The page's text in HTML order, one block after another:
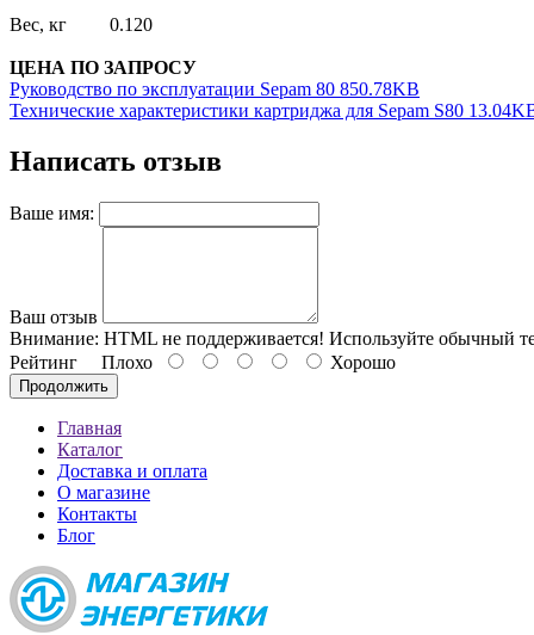
Вес, кг 0.120
ЦЕНА ПО ЗАПРОСУ
Руководство по эксплуатации Sepam 80 850.78KB
Технические характеристики картриджа для Sepam S80
Написать отзыв
Ваше имя:
Ваш отзыв
Внимание: HTML не поддерживается! Используйте обычный
Рейтинг Плохо Хорошо
Продолжить
Главная
Каталог
Доставка и оплата
О магазине
Контакты
Блог